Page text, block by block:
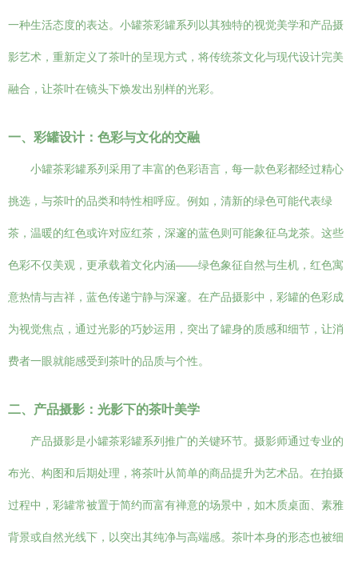
一种生活态度的表达。小罐茶彩罐系列以其独特的视觉美学和产品摄
影艺术，重新定义了茶叶的呈现方式，将传统茶文化与现代设计完美
融合，让茶叶在镜头下焕发出别样的光彩。
一、彩罐设计：色彩与文化的交融
小罐茶彩罐系列采用了丰富的色彩语言，每一款色彩都经过精心
挑选，与茶叶的品类和特性相呼应。例如，清新的绿色可能代表绿
茶，温暖的红色或许对应红茶，深邃的蓝色则可能象征乌龙茶。这些
色彩不仅美观，更承载着文化内涵——绿色象征自然与生机，红色寓
意热情与吉祥，蓝色传递宁静与深邃。在产品摄影中，彩罐的色彩成
为视觉焦点，通过光影的巧妙运用，突出了罐身的质感和细节，让消
费者一眼就能感受到茶叶的品质与个性。
二、产品摄影：光影下的茶叶美学
产品摄影是小罐茶彩罐系列推广的关键环节。摄影师通过专业的
布光、构图和后期处理，将茶叶从简单的商品提升为艺术品。在拍摄
过程中，彩罐常被置于简约而富有禅意的场景中，如木质桌面、素雅
背景或自然光线下，以突出其纯净与高端感。茶叶本身的形态也被细